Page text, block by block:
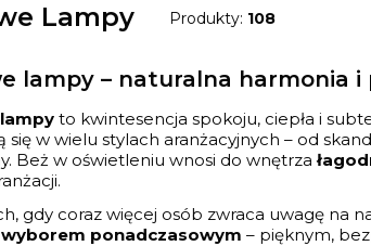
Lampy Produkty: 108
lampy – naturalna harmonia i
to kwintesencja spokoju, ciepła i
się w wielu stylach aranżacyjnych – od
Beż w oświetleniu wnosi do wnętrza
gdy coraz więcej osób zwraca uwagę na
wyborem ponadczasowym – pięknym,